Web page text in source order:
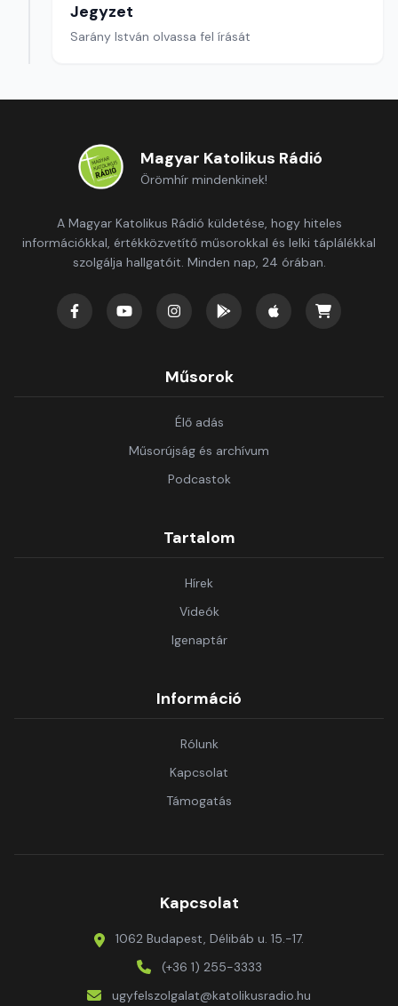
Jegyzet
Sarány István olvassa fel írását
Magyar Katolikus Rádió
Örömhír mindenkinek!
A Magyar Katolikus Rádió küldetése, hogy hiteles
információkkal, értékközvetítő műsorokkal és lelki táplálékkal
szolgálja hallgatóit. Minden nap, 24 órában.
Műsorok
Élő adás
Műsorújság és archívum
Podcastok
Tartalom
Hírek
Videók
Igenaptár
Információ
Rólunk
Kapcsolat
Támogatás
Kapcsolat
1062 Budapest, Délibáb u. 15.-17.
(+36 1) 255-3333
ugyfelszolgalat@katolikusradio.hu